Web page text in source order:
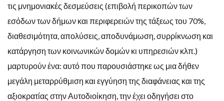
τις μνημονιακές δεσμεύσεις (επιβολή περικοπών των
εσόδων των δήμων και περιφερειών της τάξεως του 70%,
διαθεσιμότητα, απολύσεις, αποδυνάμωση, συρρίκνωση και
κατάργηση των κοινωνικών δομών κι υπηρεσιών κλπ.)
μαρτυρούν ένα: αυτό που παρουσιάστηκε ως μια δήθεν
μεγάλη μεταρρύθμιση και εγγύηση της διαφάνειας και της
αξιοκρατίας στην Αυτοδιοίκηση, την έχει οδηγήσει στο